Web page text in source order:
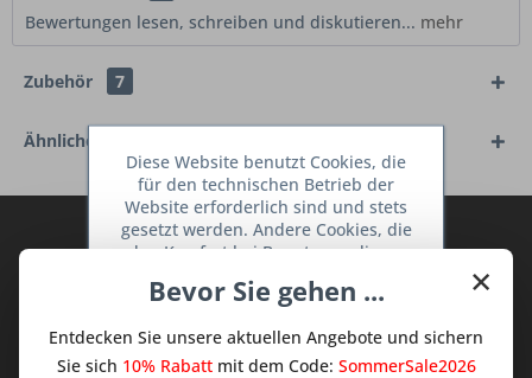
Bewertungen lesen, schreiben und diskutieren... mehr
Zubehör 7
Ähnliche Artikel
Abonnieren Sie den kostenlosen Deine
Sie keine Neuigkeit oder Aktion mehr aus
×
Bevor Sie gehen ...
Entdecken Sie unsere aktuellen Angebote und sichern
Sie sich 10% Rabattmit dem Code: SommerSale2026
Diese Website benutzt Cookies, die
für den technischen Betrieb der
Website erforderlich sind und stets
gesetzt werden. Andere Cookies, die
den Komfort bei Benutzung dieser
dienen oder die Interaktion mit
Netzwerken vereinfachen sollen,
werden nur mit Ihrer Zustimmung